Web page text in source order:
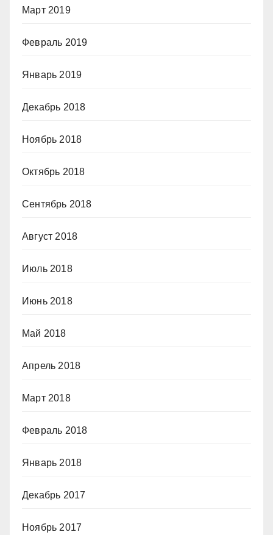
Март 2019
Февраль 2019
Январь 2019
Декабрь 2018
Ноябрь 2018
Октябрь 2018
Сентябрь 2018
Август 2018
Июль 2018
Июнь 2018
Май 2018
Апрель 2018
Март 2018
Февраль 2018
Январь 2018
Декабрь 2017
Ноябрь 2017